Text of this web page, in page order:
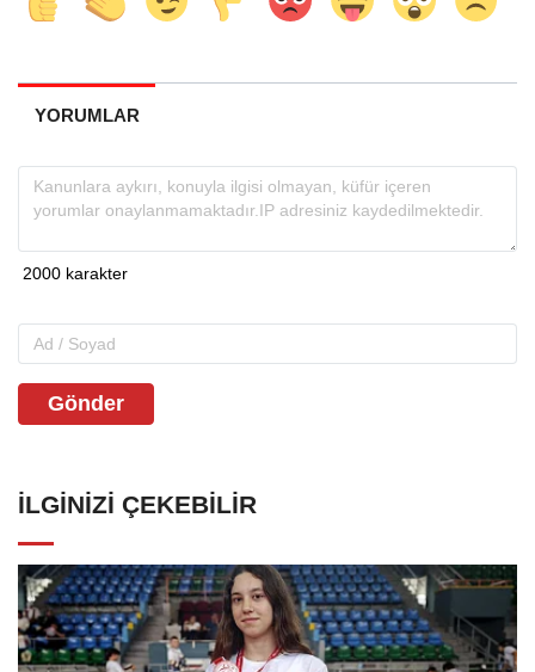
YORUMLAR
Gönder
İLGINIZI ÇEKEBILIR